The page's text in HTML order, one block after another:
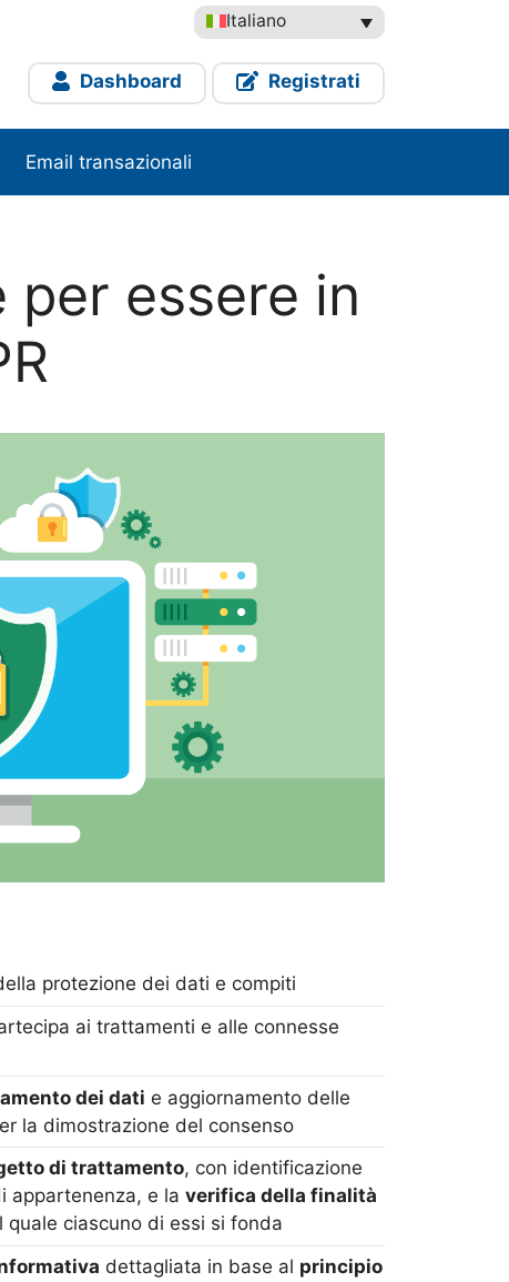
Italiano
Dashboard Registrati
Email transazionali
essere in
protezione dei dati e compiti
ai trattamenti e alle connesse
dei dati e aggiornamento delle
la dimostrazione del consenso
di trattamento, con identificazione
appartenenza, e la verifica della finalità
ciascuno di essi si fonda
dettagliata in base al principio